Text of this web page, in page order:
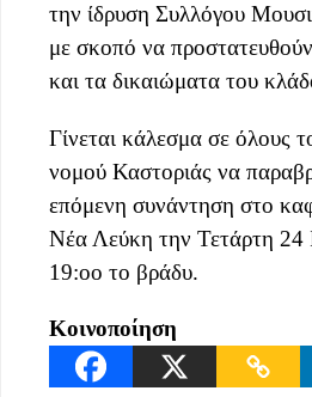
την ίδρυση Συλλόγου
με σκοπό να
και τα δικαιώματα του
Γίνεται κάλεσμα σε όλους
νομού Καστοριάς να
επόμενη συνάντηση στο
Νέα Λεύκη την Τετάρτη 24
19:οο το βράδυ.
Κοινοποίηση